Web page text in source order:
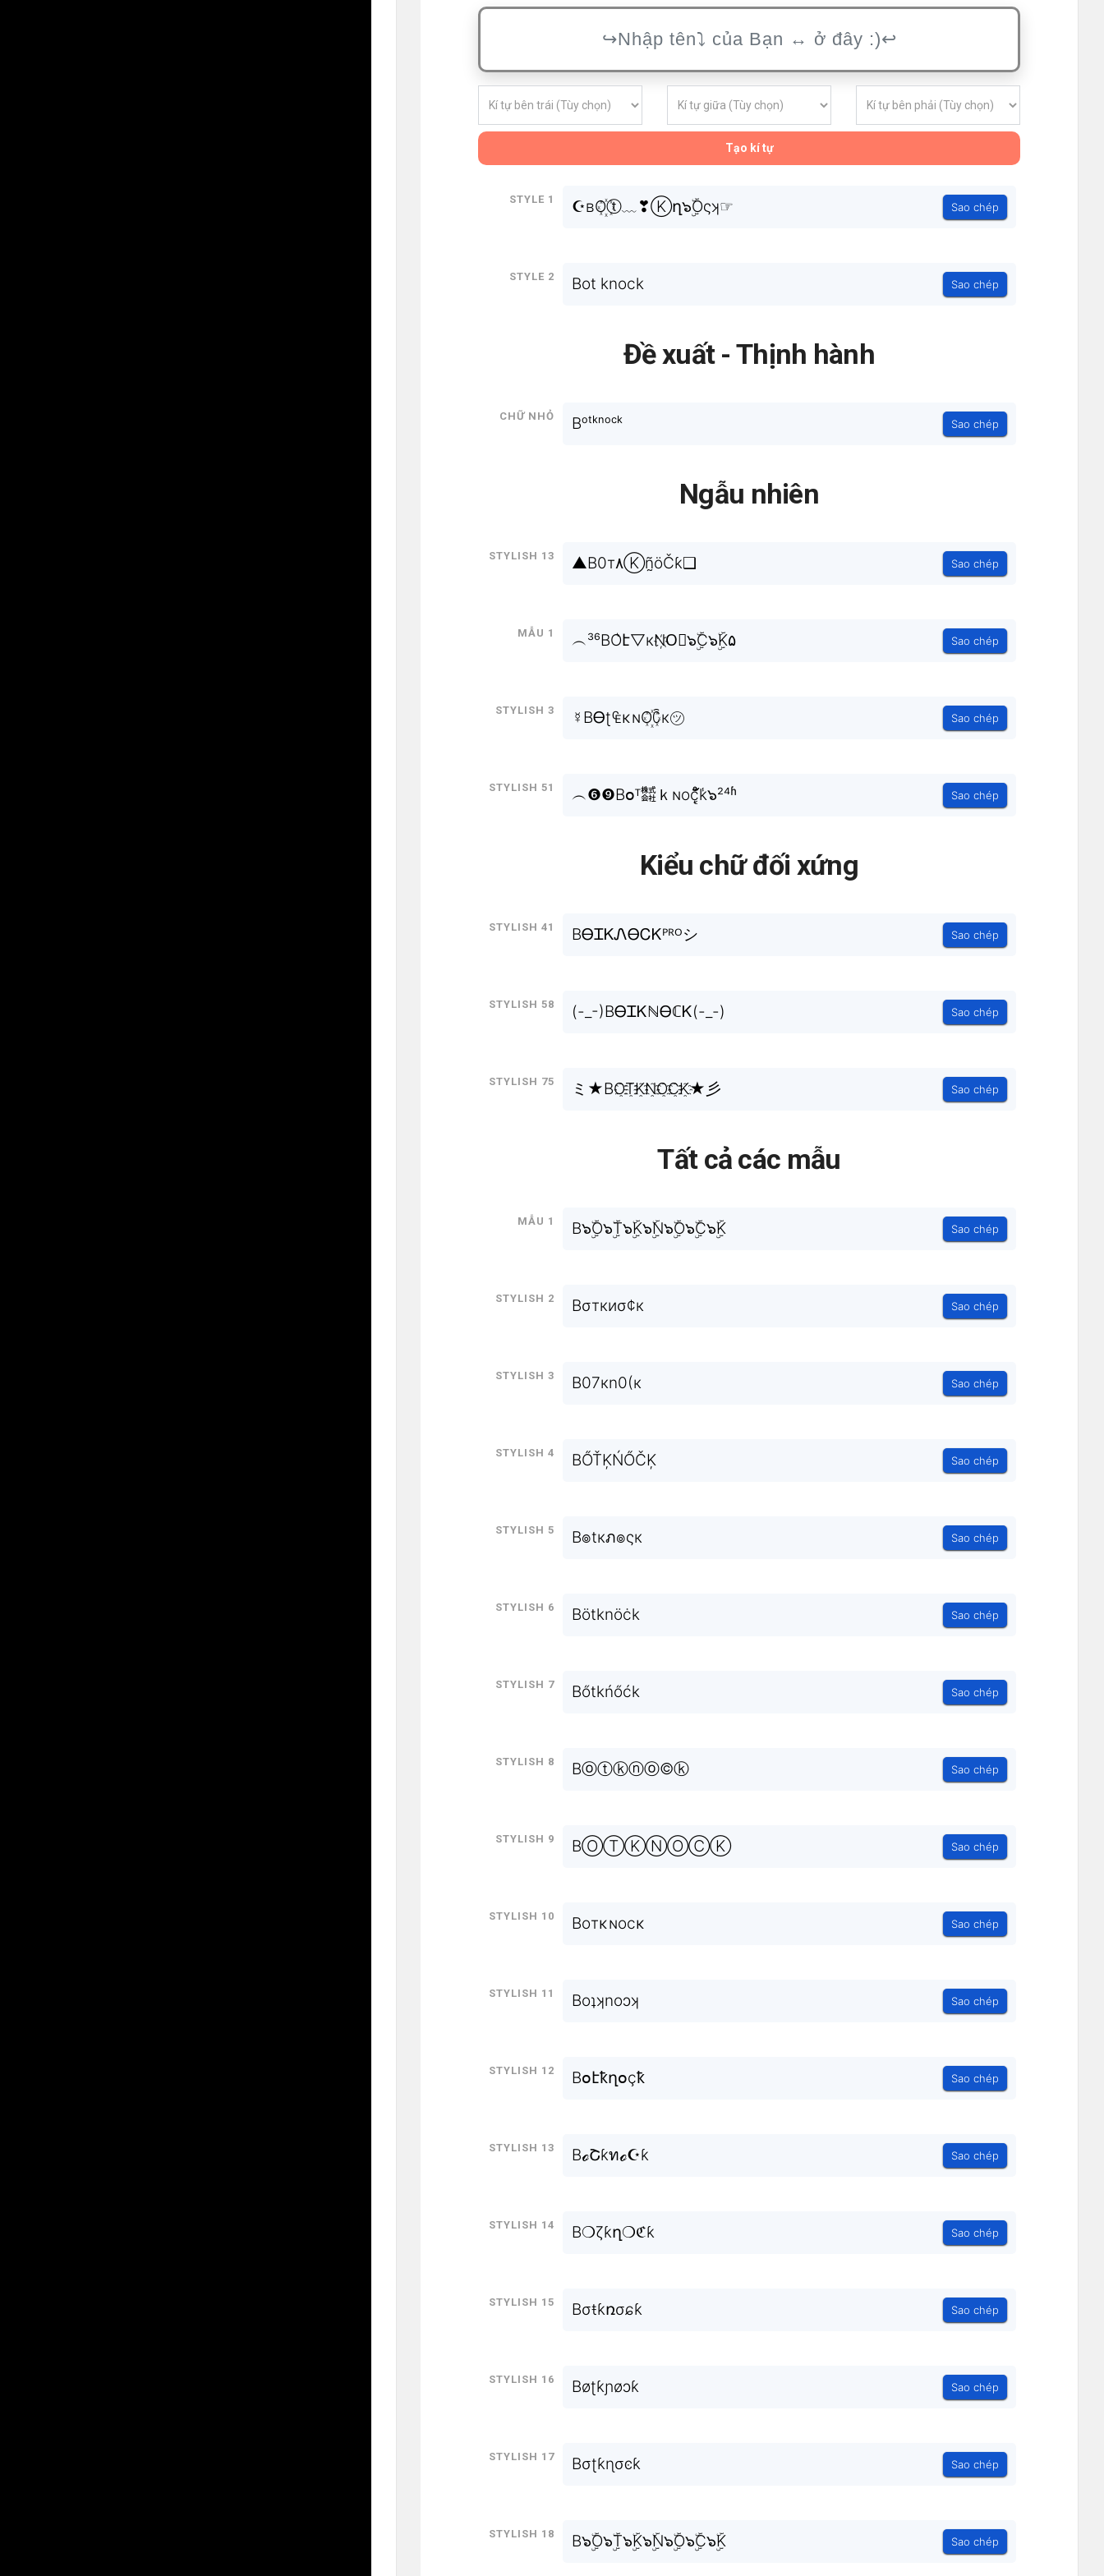
Tạo kí tự
Style 1 ☪вO꙰ⓣ﹏❣Ⓚղ๖ۣۜOςʞ☞ Sao chép
Style 2 Bot knock Sao chép
Đề xuất - Thịnh hành
Chữ nhỏ Bᵒᵗᵏⁿᵒᶜᵏ Sao chép
Ngẫu nhiên
Stylish 13 ▲B0т۸Ⓚñ̰öČƙ❑ Sao chép
Mẫu 1 ︵³⁶BO͛է▽кN҉O⃗๖ۣۜC๖ۣۜK۵ Sao chép
Stylish 3 ☿BᎾʈ₠κɴO꙰ꉓк㋡ Sao chép
Stylish 51 ︵❻❾Bօᵀ㍿ｋɴoc͔ͣͦ́́͂ͅk̾๖²⁴ʱ Sao chép
Kiểu chữ đối xứng
Stylish 41 BᎾᏆᏦᏁᎾᏟᏦᴾᴿᴼシ Sao chép
Stylish 58 (-_-)BᎾᏆᏦℕᎾℂᏦ(-_-) Sao chép
Stylish 75 ミ★BO҈T҈K҈N҈O҈C҈K҈★彡 Sao chép
Tất cả các mẫu
Mẫu 1 B๖ۣۜO๖ۣۜT๖ۣۜK๖ۣۜN๖ۣۜO๖ۣۜC๖ۣۜK Sao chép
Stylish 2 Bσткиσ¢к Sao chép
Stylish 3 B07кn0(к Sao chép
Stylish 4 BŐŤĶŃŐČĶ Sao chép
Stylish 5 B๏tкภ๏ςк Sao chép
Stylish 6 Bötknöċk Sao chép
Stylish 7 Bőtkńőćk Sao chép
Stylish 8 Bⓞⓣⓚⓝⓞ©ⓚ Sao chép
Stylish 9 BⓄⓉⓀⓃⓄⒸⓀ Sao chép
Stylish 10 Boтκɴocκ Sao chép
Stylish 11 Boʇʞnoɔʞ Sao chép
Stylish 12 Bօէҟղօçҟ Sao chép
Stylish 13 BℴՇƙทℴ☪ƙ Sao chép
Stylish 14 B❍ζƙղ❍ℭƙ Sao chép
Stylish 15 Bσŧƙռσɕƙ Sao chép
Stylish 16 Bøʈƙɲøɔƙ Sao chép
Stylish 17 Bσʈƙɳσͼƙ Sao chép
Stylish 18 B๖ۣۜO๖ۣۜT๖ۣۜK๖ۣۜN๖ۣۜO๖ۣۜC๖ۣۜK Sao chép